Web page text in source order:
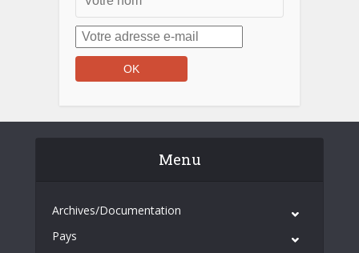
Menu
Archives/Documentation
Pays